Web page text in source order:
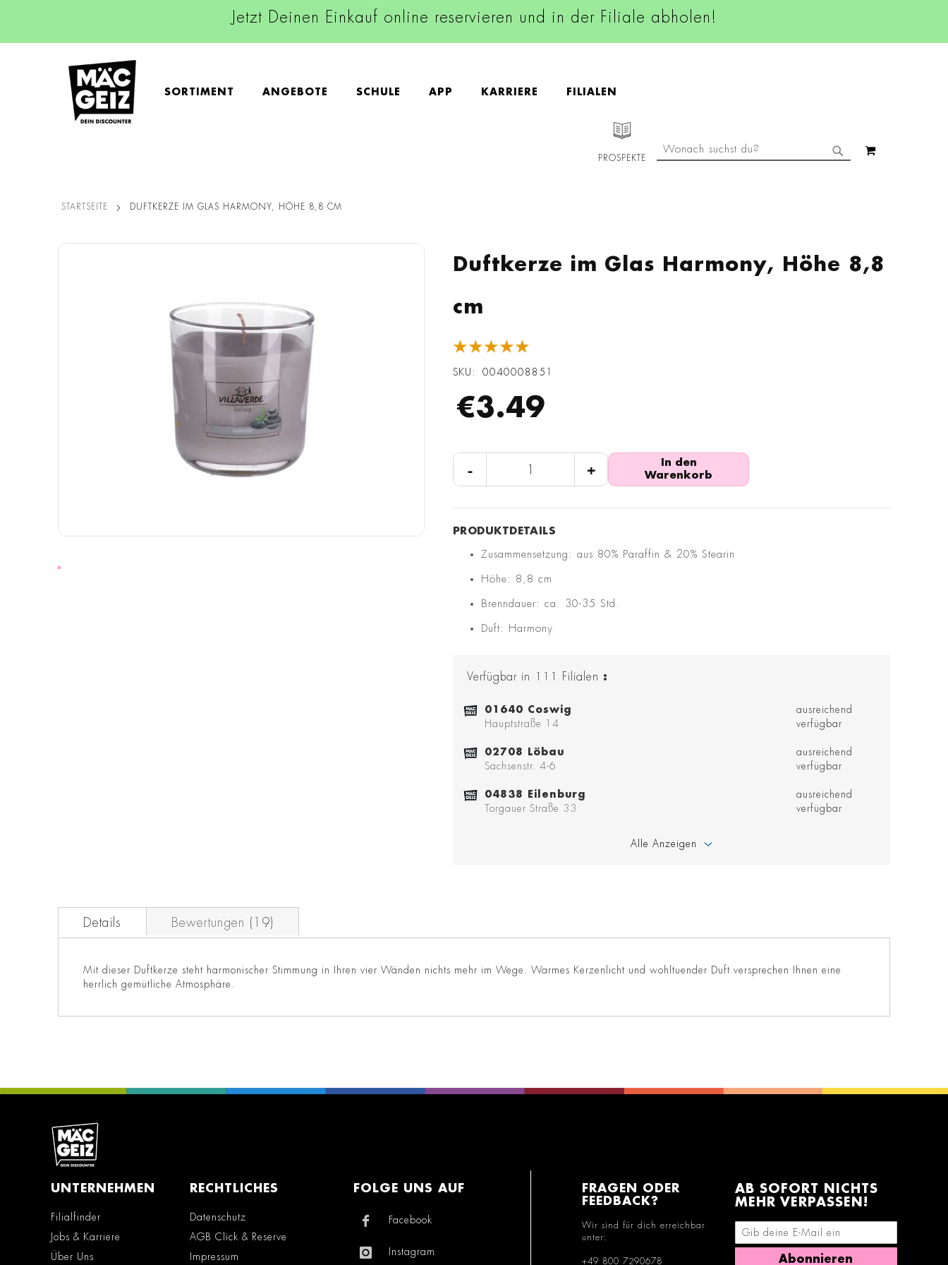
Jetzt Deinen Einkauf online reservieren und in der Filiale abholen!
SORTIMENT ANGEBOTE SCHULE APP KARRIERE FILIALEN
PROSPEKTE
SUCHE
STARTSEITE DUFTKERZE IM GLAS HARMONY, HÖHE 8,8 CM
Duftkerze im Glas Harmony, Höhe 8,8
cm
★★★★★
SKU 0040008851
€3.49
- +
In den
Warenkorb
Zusammensetzung: aus 80% Paraffin & 20% Stearin
Höhe: 8,8 cm
Brenndauer: ca. 30-35 Std.
Duft: Harmony
Verfügbar in 111 Filialen :
01640 Coswig
Hauptstraße 14
ausreichend
verfügbar
02708 Löbau
Sachsenstr. 4-6
ausreichend
verfügbar
04838 Eilenburg
Torgauer Straße 33
ausreichend
verfügbar
Alle Anzeigen
Zum
Details
Mit dieser Duftkerze steht harmonischer Stimmung in Ihren vier Wänden nichts mehr im Wege. Warmes Kerzenlicht und wohltuender Duft versprechen Ihnen eine
herrlich gemütliche Atmosphäre.
Bewertungen 19
UNTERNEHMEN
Filialfinder
Jobs & Karriere
Über Uns
RECHTLICHES
Datenschutz
AGB Click & Reserve
Impressum
FOLGE UNS AUF
Facebook
Instagram
FRAGEN ODER
FEEDBACK?
Wir sind für dich erreichbar
unter:
+49 800 7290678
AB SOFORT NICHTS
MEHR VERPASSEN!
E-Mail-Adresse eingeben
Abonnieren